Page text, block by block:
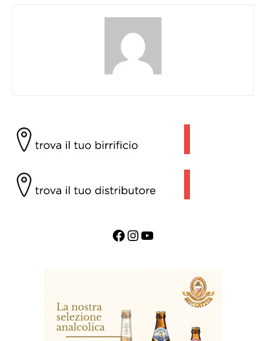
Facebook InstagramYouTube